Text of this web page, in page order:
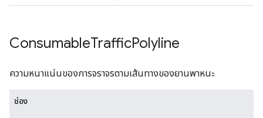
ConsumableTrafficPolyline
ความหนาแน่นของการจราจรตามเส้นทางของยานพาหนะ
ช่อง